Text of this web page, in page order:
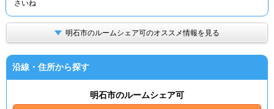
さいね
明石市のルームシェア可のオススメ情報を見る
沿線・住所から探す
明石市のルームシェア可